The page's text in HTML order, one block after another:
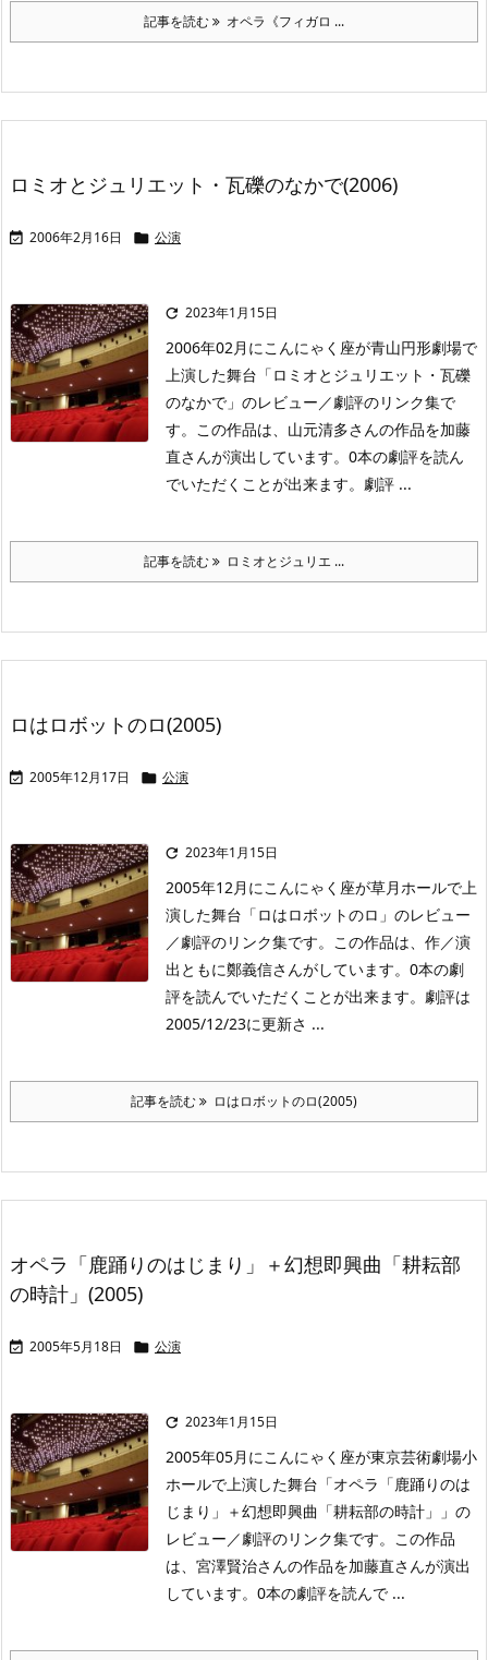
記事を読む オペラ《フィガロ ...
ロミオとジュリエット・瓦礫のなかで(2006)
 2006年2月16日  公演
 2023年1月15日
2006年02月にこんにゃく座が青山円形劇場で
上演した舞台「ロミオとジュリエット・瓦礫
のなかで」のレビュー／劇評のリンク集で
す。この作品は、山元清多さんの作品を加藤
直さんが演出しています。0本の劇評を読ん
でいただくことが出来ます。劇評 ...
記事を読む ロミオとジュリエ ...
ロはロボットのロ(2005)
 2005年12月17日  公演
 2023年1月15日
2005年12月にこんにゃく座が草月ホールで上
演した舞台「ロはロボットのロ」のレビュー
／劇評のリンク集です。この作品は、作／演
出ともに鄭義信さんがしています。0本の劇
評を読んでいただくことが出来ます。劇評は
2005/12/23に更新さ ...
記事を読む ロはロボットのロ(2005)
オペラ「鹿踊りのはじまり」＋幻想即興曲「耕耘部
の時計」(2005)
 2005年5月18日  公演
 2023年1月15日
2005年05月にこんにゃく座が東京芸術劇場小
ホールで上演した舞台「オペラ「鹿踊りのは
じまり」＋幻想即興曲「耕耘部の時計」」の
レビュー／劇評のリンク集です。この作品
は、宮澤賢治さんの作品を加藤直さんが演出
しています。0本の劇評を読んで ...